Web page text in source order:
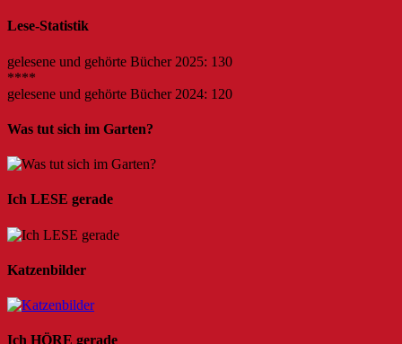
Lese-Statistik
gelesene und gehörte Bücher 2025: 130
****
gelesene und gehörte Bücher 2024: 120
Was tut sich im Garten?
Ich LESE gerade
Katzenbilder
Ich HÖRE gerade